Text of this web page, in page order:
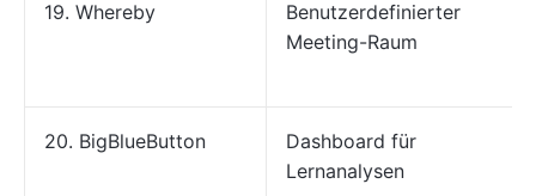
19. Whereby
Benutzerdefinierter
Meeting-Raum
20. BigBlueButton
Dashboard für
Lernanalysen